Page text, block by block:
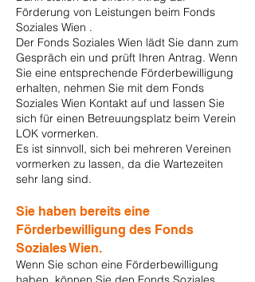
Förderung von Leistungen beim Fonds
Soziales Wien .
Der Fonds Soziales Wien lädt Sie dann zum
Gespräch ein und prüft Ihren Antrag. Wenn
Sie eine entsprechende Förderbewilligung
erhalten, nehmen Sie mit dem Fonds
Soziales Wien Kontakt auf und lassen Sie
sich für einen Betreuungsplatz beim Verein
LOK vormerken.
Es ist sinnvoll, sich bei mehreren Vereinen
vormerken zu lassen, da die Wartezeiten
sehr lang sind.
Sie haben bereits eine
Förderbewilligung des Fonds
Soziales Wien.
Wenn Sie schon eine Förderbewilligung